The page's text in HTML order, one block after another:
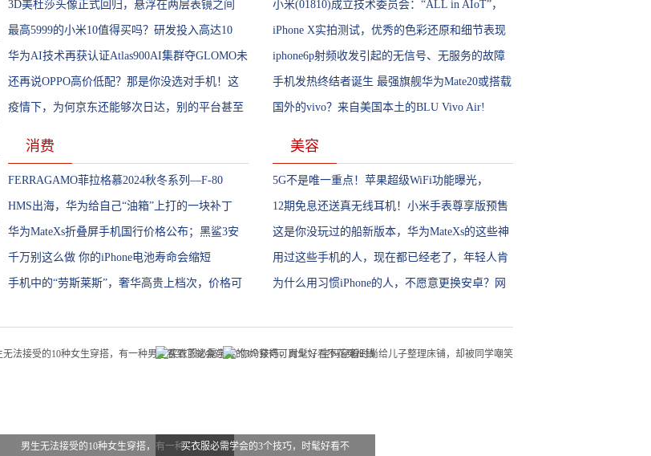
3D美杜莎头像正式回归，悬浮在两层表镜之间
缔造出一个采用异型表壳和希腊回纹图案顶圈的
新型女性时计系列
最高5999的小米10值得买吗？研发投入高达10
亿，雷军：是友情价
华为AI技术再获认证Atlas900AI集群夺GLOMO未
来技术大奖
还再说OPPO高价低配？那是你没选对手机！这
款千元档手机是真香
疫情下，为何京东还能够次日达，别的平台甚至
消费
FERRAGAMO菲拉格慕2024秋冬系列—F-80
GMT腕表
HMS出海，华为给自己“油箱”上打的一块补丁
华为MateXs折叠屏手机国行价格公布；黑鲨3安
兔兔跑分突破62万
千万别这么做 你的iPhone电池寿命会缩短
手机中的“劳斯莱斯”，奢华高贵上档次，价格可
小米(01810)成立技术委员会：“ALL in AIoT”，
人工智能架构升级!
iPhone X实拍测试，优秀的色彩还原和细节表现
让其成为王者!
iphone6p射频收发引起的无信号、无服务的故障
维修实记!
手机发热终结者诞生 最强旗舰华为Mate20或搭载
石墨烯散热技术!
国外的vivo？来自美国本土的BLU Vivo Air!
美容
5G不是唯一重点！苹果超级WiFi功能曝光，
iPhone12从此再无缺点
12期免息还送真无线耳机！小米手表尊享版预售
就跳水？
这是你没玩过的船新版本，华为MateXs的这些神
操作你必须了解
用过这些手机的人，现在都已经老了，年轻人肯
定没用过。
为什么用习惯iPhone的人，不愿意更换安卓？网
男生无法接受的10种女生穿搭，有一种买衣服必需学会的3个技巧，时髦好看不